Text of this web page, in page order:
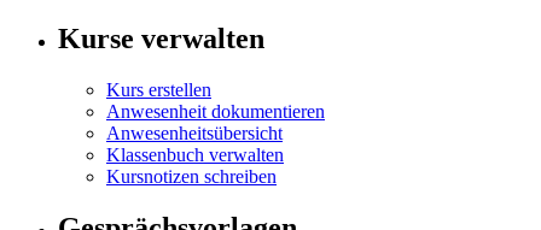
Kurse verwalten
Kurs erstellen
Anwesenheit dokumentieren
Anwesenheitsübersicht
Klassenbuch verwalten
Kursnotizen schreiben